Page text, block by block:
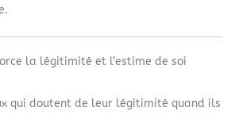
la légitimité et l’estime de soi
qui doutent de leur légitimité quand ils